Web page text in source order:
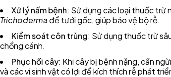
Xử lý nấm bệnh: Sử dụng các loại thuốc trừ
Trichodermađể tưới gốc, giúp bảo vệ bộ rễ.
Kiểm soát côn trùng: Sử dụng thuốc trừ
chổng cánh.
Phục hồi cây: Khi cây bị bệnh nặng, cần
và các vi sinh vật có lợi để kích thích rễ phát